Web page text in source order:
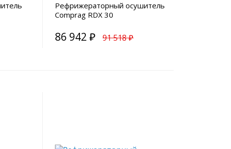
Рефрижераторный осушитель
Comprag RDX 30
86 942 ₽ 91 518 ₽